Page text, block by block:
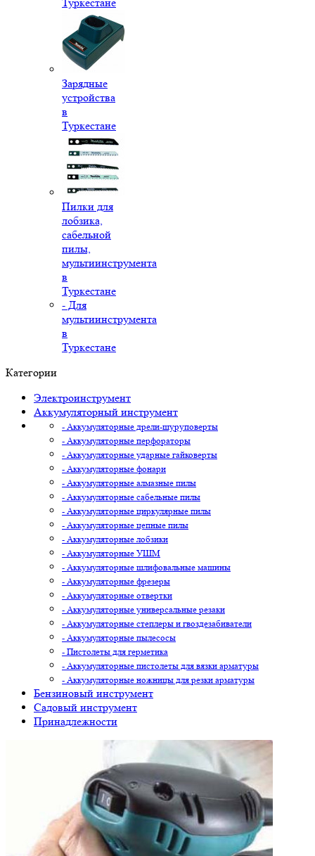
Зарядные
устройства
в
Туркестане
Пилки для
лобзика,
сабельной
пилы,
мультиинструмента
в
Туркестане
- Для
мультиинструмента
в
Туркестане
Категории
Электроинструмент
Аккумуляторный инструмент
- Аккумуляторные дрели-шуруповерты
- Аккумуляторные перфораторы
- Аккумуляторные ударные гайковерты
- Аккумуляторные фонари
- Аккумуляторные алмазные пилы
- Аккумуляторные сабельные пилы
- Аккумуляторные циркулярные пилы
- Аккумуляторные цепные пилы
- Аккумуляторные лобзики
- Аккумуляторные УШМ
- Аккумуляторные шлифовальные машины
- Аккумуляторные фрезеры
- Аккумуляторные отвертки
- Аккумуляторные универсальные резаки
- Аккумуляторные степлеры и гвоздезабиватели
- Аккумуляторные пылесосы
- Пистолеты для герметика
- Аккумуляторные пистолеты для вязки арматуры
- Аккумуляторные ножницы для резки арматуры
Бензиновый инструмент
Садовый инструмент
Принадлежности